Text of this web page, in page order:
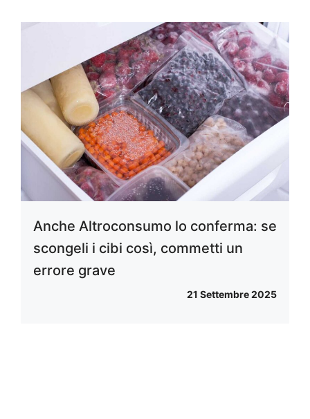
Anche Altroconsumo lo conferma: se
scongeli i cibi così, commetti un
errore grave
21 Settembre 2025